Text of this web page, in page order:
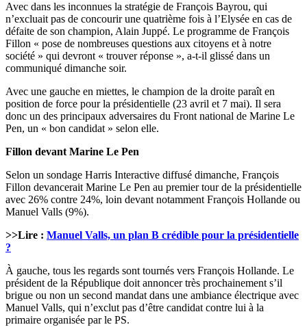
Avec dans les inconnues la stratégie de François Bayrou, qui
n’excluait pas de concourir une quatrième fois à l’Elysée en cas de
défaite de son champion, Alain Juppé. Le programme de François
Fillon « pose de nombreuses questions aux citoyens et à notre
société » qui devront « trouver réponse », a-t-il glissé dans un
communiqué dimanche soir.
Avec une gauche en miettes, le champion de la droite paraît en
position de force pour la présidentielle (23 avril et 7 mai). Il sera
donc un des principaux adversaires du Front national de Marine Le
Pen, un « bon candidat » selon elle.
Fillon devant Marine Le Pen
Selon un sondage Harris Interactive diffusé dimanche, François
Fillon devancerait Marine Le Pen au premier tour de la présidentielle
avec 26% contre 24%, loin devant notamment François Hollande ou
Manuel Valls (9%).
>>Lire : Manuel Valls, un plan B crédible pour la présidentielle
?
À gauche, tous les regards sont tournés vers François Hollande. Le
président de la République doit annoncer très prochainement s’il
brigue ou non un second mandat dans une ambiance électrique avec
Manuel Valls, qui n’exclut pas d’être candidat contre lui à la
primaire organisée par le PS.